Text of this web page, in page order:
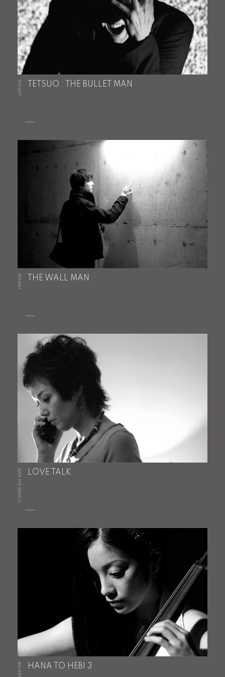
JAPON TETSUO : THE BULLET MAN
JAPON THE WALL MAN
CORÉE DU SUD LOVE TALK
JAPON HANA TO HEBI 3